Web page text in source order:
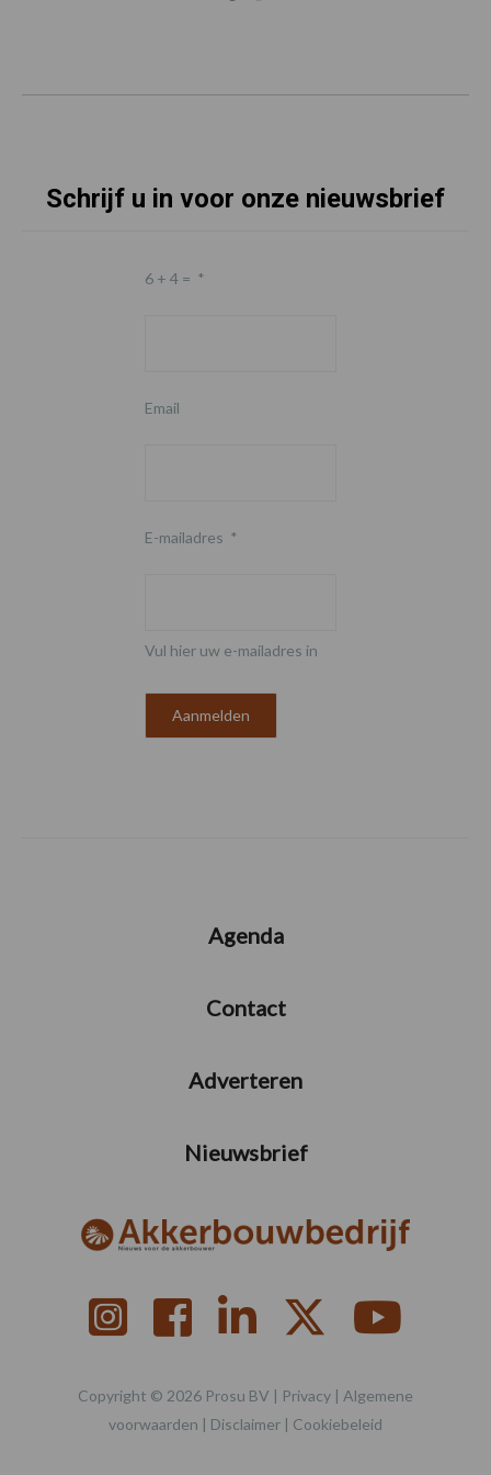
Schrijf u in voor onze nieuwsbrief
6 + 4 = *
Email
E-mailadres *
Vul hier uw e-mailadres in
Agenda
Contact
Adverteren
Nieuwsbrief
Copyright © 2026 Prosu BV | Privacy | Algemene
voorwaarden | Disclaimer | Cookiebeleid